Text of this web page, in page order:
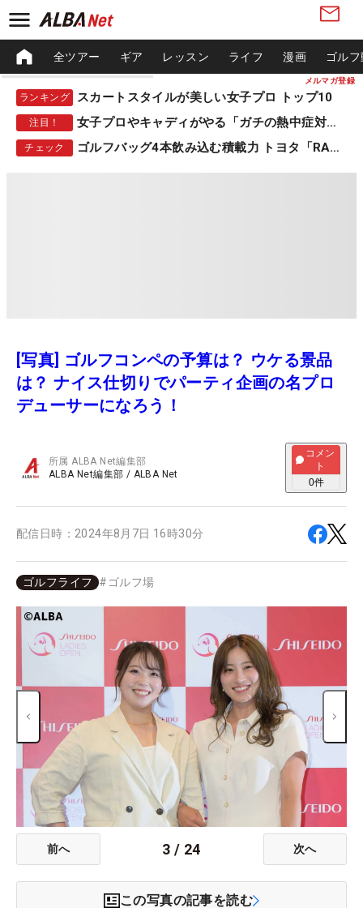
メルマガ登録
全ツアー ギア レッスン ライフ 漫画 ゴル
ランキング スカートスタイルが美しい女子プロ トップ10
注目！ 女子プロやキャディがやる「ガチの熱中症対策」
チェック ゴルフバッグ4本飲み込む積載力 トヨタ「RAV4」
[写真] ゴルフコンペの予算は？ ウケる景品
は？ ナイス仕切りでパーティ企画の名プロ
デューサーになろう！
所属ALBA Net編集部
ALBA Net編集部 / ALBA Net
コメン
ト
0件
配信日時： 2024年8月7日 16時30分
ゴルフライフ # ゴルフ場
前へ 3 / 24 次へ
この写真の記事を読む